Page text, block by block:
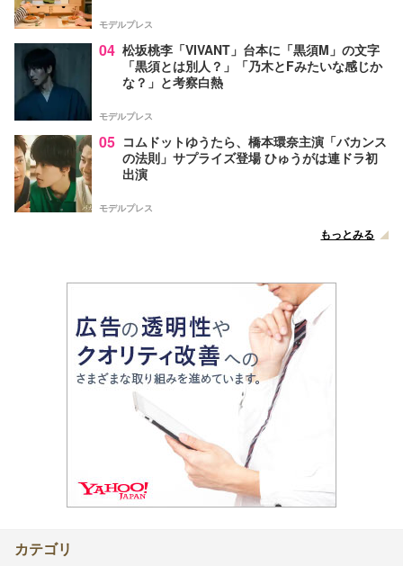
モデルプレス
04 松坂桃李「VIVANT」台本に「黒須M」の文字
「黒須とは別人？」「乃木とFみたいな感じか
な？」と考察白熱
モデルプレス
05 コムドットゆうたら、橋本環奈主演「バカンス
の法則」サプライズ登場 ひゅうがは連ドラ初
出演
モデルプレス
もっとみる
カテゴリ